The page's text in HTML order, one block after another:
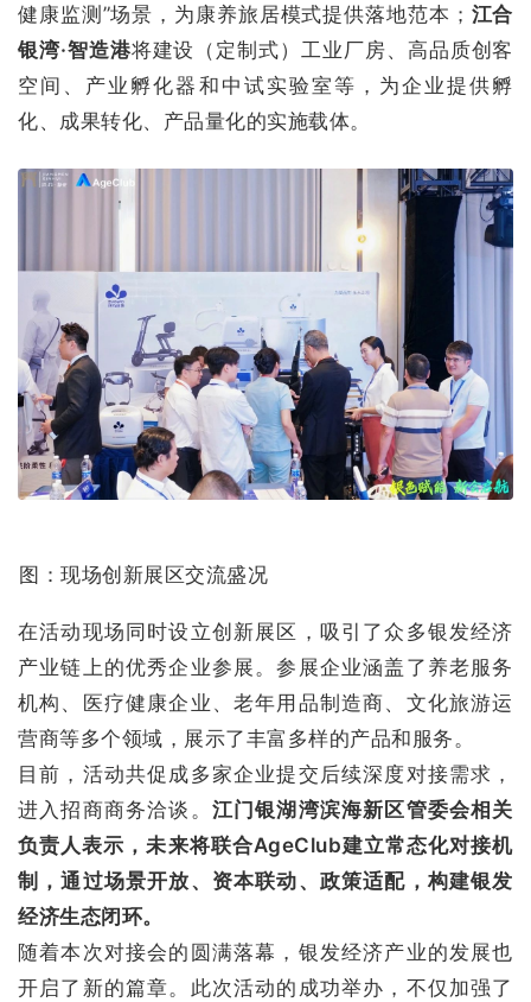
健康监测”场景，为康养旅居模式提供落地范本； 江合
银湾·智造港将建设（定制式）工业厂房、高品质创客
空间、产业孵化器和中试实验室等，为企业提供孵
化、成果转化、产品量化的实施载体。
图：现场创新展区交流盛况
在活动现场同时设立创新展区，吸引了众多银发经济
产业链上的优秀企业参展。参展企业涵盖了养老服务
机构、医疗健康企业、老年用品制造商、文化旅游运
营商等多个领域，展示了丰富多样的产品和服务。
目前，活动共促成多家企业提交后续深度对接需求，
进入招商商务洽谈。 江门银湖湾滨海新区管委会相关
负责人表示，未来将联合AgeClub建立常态化对接机
制，通过场景开放、资本联动、政策适配，构建银发
经济生态闭环。
随着本次对接会的圆满落幕，银发经济产业的发展也
开启了新的篇章。此次活动的成功举办，不仅加强了